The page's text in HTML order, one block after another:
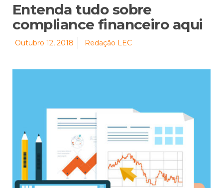
Entenda tudo sobre
compliance financeiro aqui
Outubro 12, 2018 Redação LEC